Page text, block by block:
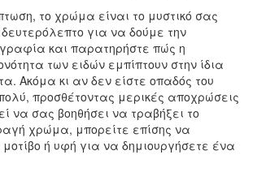
το χρώμα είναι το μυστικό σας
για να δούμε την
και παρατηρήστε πώς η
των ειδών εμπίπτουν στην ίδια
Ακόμα κι αν δεν είστε οπαδός του
προσθέτοντας μερικές αποχρώσεις
να σας βοηθήσει να τραβήξει το
χρώμα, μπορείτε επίσης να
μοτίβο ή υφή για να δημιουργήσετε ένα